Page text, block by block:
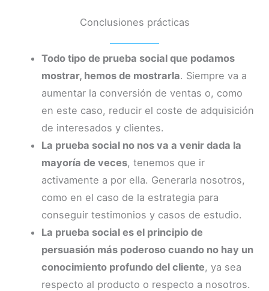
Conclusiones prácticas
Todo tipo de prueba social que podamos
mostrar, hemos de mostrarla. Siempre va a
aumentar la conversión de ventas o, como
en este caso, reducir el coste de adquisición
de interesados y clientes.
La prueba social no nos va a venir dada la
mayoría de veces, tenemos que ir
activamente a por ella. Generarla nosotros,
como en el caso de la estrategia para
conseguir testimonios y casos de estudio.
La prueba social es el principio de
persuasión más poderoso cuando no hay un
conocimiento profundo del cliente, ya sea
respecto al producto o respecto a nosotros.